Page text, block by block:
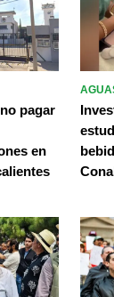
pagar
en